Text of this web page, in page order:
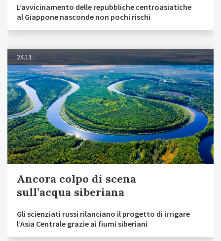
L’avvicinamento delle repubbliche centroasiatiche
al Giappone nasconde non pochi rischi
24.11
Ancora colpo di scena
sull’acqua siberiana
Gli scienziati russi rilanciano il progetto di irrigare
l’Asia Centrale grazie ai fiumi siberiani